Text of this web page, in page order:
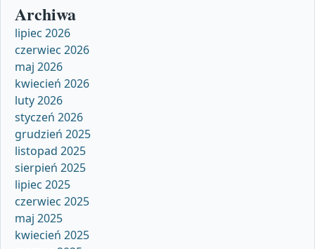
Archiwa
lipiec 2026
czerwiec 2026
maj 2026
kwiecień 2026
luty 2026
styczeń 2026
grudzień 2025
listopad 2025
sierpień 2025
lipiec 2025
czerwiec 2025
maj 2025
kwiecień 2025